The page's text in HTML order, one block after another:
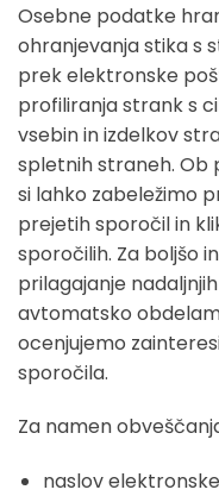
Osebne podatke
ohranjevanja stika s
prek elektronske
profiliranja strank s
vsebin in izdelkov
spletnih straneh. Ob
si lahko zabeležimo
prejetih sporočil in
sporočilih. Za boljšo
prilagajanje
avtomatsko
ocenjujemo
sporočila.
Za namen
naslov